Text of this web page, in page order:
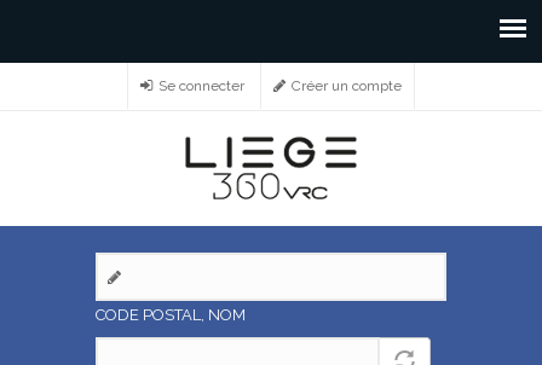
Se connecter Créer un compte
CODE POSTAL, NOM